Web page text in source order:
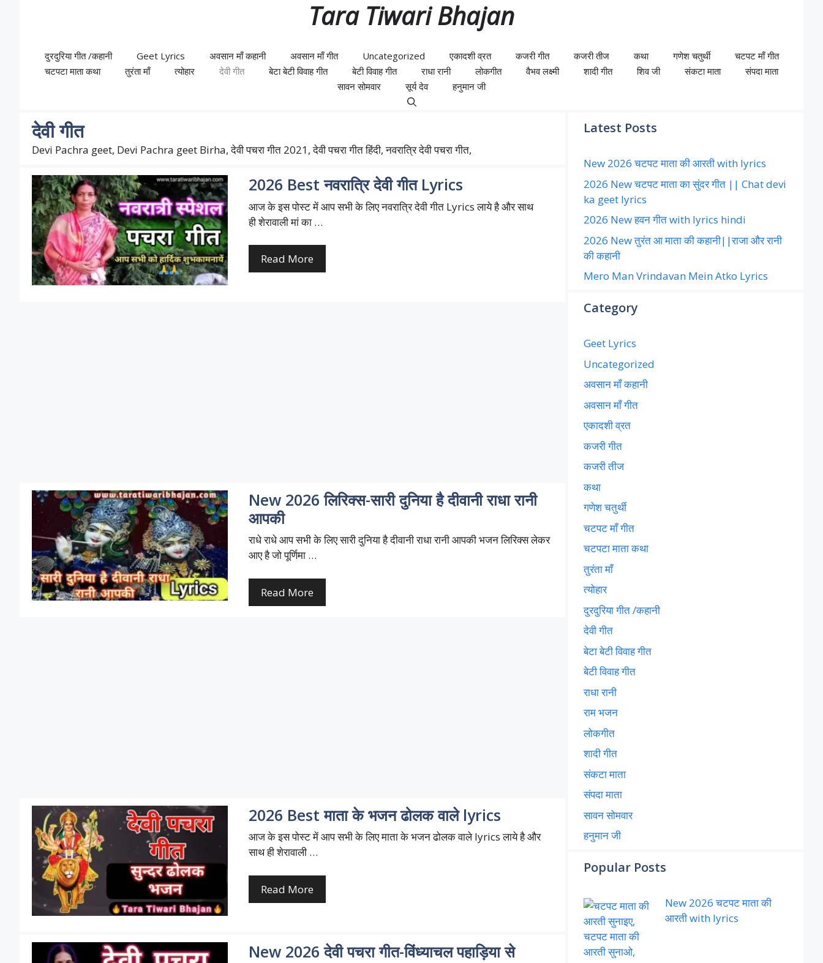
Tara Tiwari Bhajan
दुरदुरिया गीत /कहानी Geet Lyrics अवसान माँ कहानी अवसान माँ गीत Uncategorized एकादशी व्रत कजरी गीत कजरी तीज कथा गणेश चतुर्थी
चटपट माँ गीत
चटपटा माता कथा
तुरंता माँ त्योहार देवी गीत बेटा बेटी विवाह गीत बेटी विवाह गीत राधा रानी लोकगीत वैभव लक्ष्मी शादी गीत शिव जी संकटा माता
संपदा माता
सावन सोमवार
सूर्य देव हनुमान जी
देवी गीत
Devi Pachra geet, Devi Pachra geet Birha, देवी पचरा गीत 2021, देवी पचरा गीत हिंदी, नवरात्रि देवी पचरा गीत,
2026 Best नवरात्रि देवी गीत Lyrics
आज के इस पोस्ट में आप सभी के लिए नवरात्रि देवी गीत Lyrics लाये है और साथ
ही शेरावाली मां का …
Read More
New 2026 लिरिक्स-सारी दुनिया है दीवानी राधा रानी
आपकी
राधे राधे आप सभी के लिए सारी दुनिया है दीवानी राधा रानी आपकी भजन लिरिक्स लेकर
आए है जो पूर्णिमा …
Read More
2026 Best माता के भजन ढोलक वाले lyrics
आज के इस पोस्ट में आप सभी के लिए माता के भजन ढोलक वाले lyrics लाये है और
साथ ही शेरावाली …
Read More
New 2026 देवी पचरा गीत-विंध्याचल पहाड़िया से
Latest Posts
New 2026 चटपट माता की आरती with lyrics
2026 New चटपट माता का सुंदर गीत || Chat devi
ka geet lyrics
2026 New हवन गीत with lyrics hindi
2026 New तुरंत आ माता की कहानी||राजा और रानी
की कहानी
Mero Man Vrindavan Mein Atko Lyrics
Category
Geet Lyrics
Uncategorized
अवसान माँ कहानी
अवसान माँ गीत
एकादशी व्रत
कजरी गीत
कजरी तीज
कथा
गणेश चतुर्थी
चटपट माँ गीत
चटपटा माता कथा
तुरंता माँ
त्योहार
दुरदुरिया गीत /कहानी
देवी गीत
बेटा बेटी विवाह गीत
बेटी विवाह गीत
राधा रानी
राम भजन
लोकगीत
शादी गीत
संकटा माता
संपदा माता
सावन सोमवार
हनुमान जी
Popular Posts
New 2026 चटपट माता की
आरती with lyrics